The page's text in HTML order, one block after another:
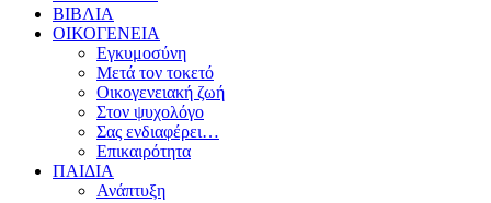
ΒΙΒΛΙΑ
ΟΙΚΟΓΕΝΕΙΑ
Εγκυμοσύνη
Μετά τον τοκετό
Οικογενειακή ζωή
Στον ψυχολόγο
Σας ενδιαφέρει…
Επικαιρότητα
ΠΑΙΔΙΑ
Ανάπτυξη